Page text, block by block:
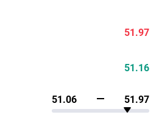
51.97
51.16
51.06 51.97